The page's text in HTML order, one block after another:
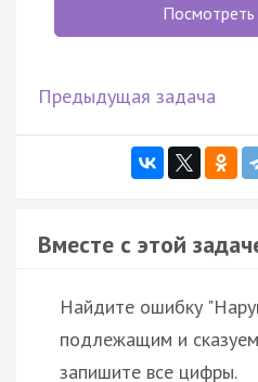
Предыдущая задача
Вместе с этой
Найдите ошибку
подлежащим и
запишите все цифры.